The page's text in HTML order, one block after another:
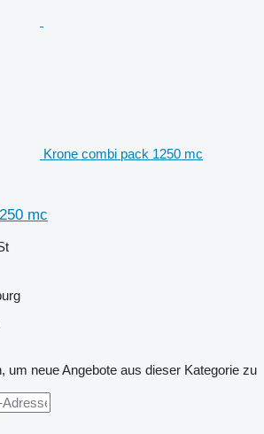
Krone combi pack 1250 mc
mc
um neue Angebote aus dieser Kategorie zu